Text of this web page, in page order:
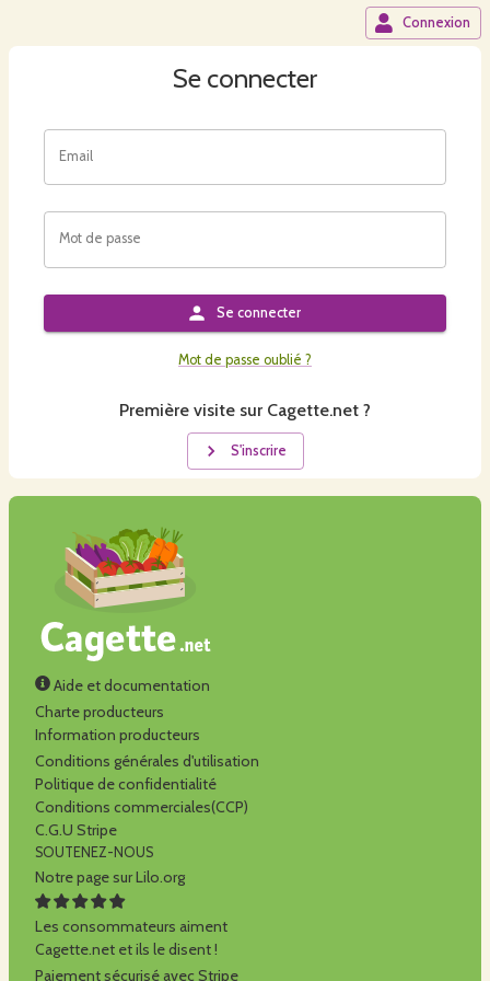
Connexion
Se connecter
Email
Mot de passe
Se connecter
Mot de passe oublié ?
Première visite sur Cagette.net ?
S'inscrire
Aide et documentation
Charte producteurs
Information producteurs
Conditions générales d'utilisation
Politique de confidentialité
Conditions commerciales(CCP)
C.G.U Stripe
SOUTENEZ-NOUS
Notre page sur Lilo.org
Les consommateurs aiment
Cagette.net et ils le disent !
Paiement sécurisé avec Stripe